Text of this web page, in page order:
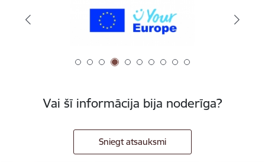
Vai šī informācija bija noderīga?
Sniegt atsauksmi